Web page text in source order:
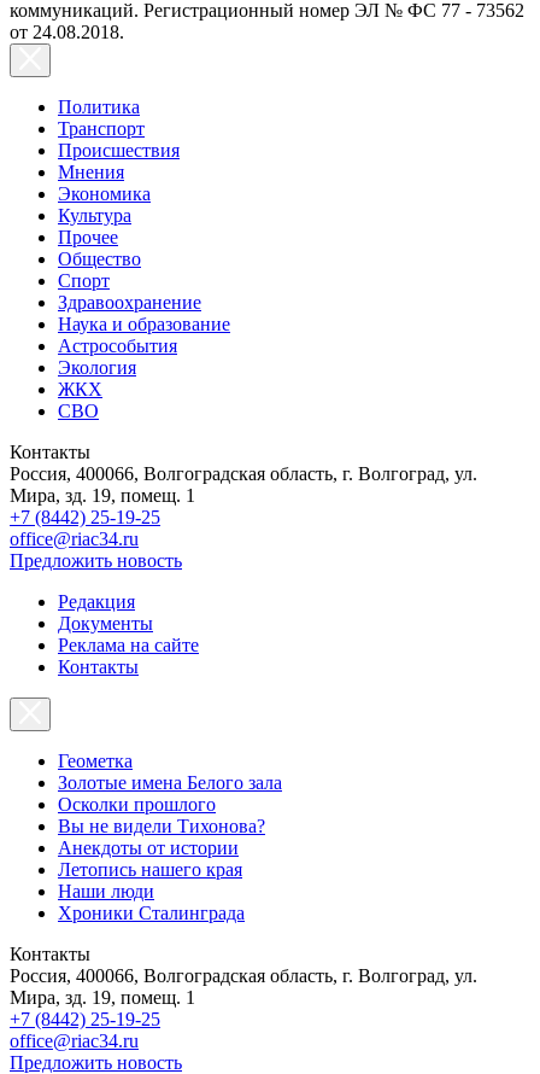
коммуникаций. Регистрационный номер ЭЛ № ФС 77 - 73562
от 24.08.2018.
Политика
Транспорт
Происшествия
Мнения
Экономика
Культура
Прочее
Общество
Спорт
Здравоохранение
Наука и образование
Астрособытия
Экология
ЖКХ
СВО
Контакты
Россия, 400066, Волгоградская область, г. Волгоград, ул.
Мира, зд. 19, помещ. 1
+7 (8442) 25-19-25
office@riac34.ru
Предложить новость
Редакция
Документы
Реклама на сайте
Контакты
Геометка
Золотые имена Белого зала
Осколки прошлого
Вы не видели Тихонова?
Анекдоты от истории
Летопись нашего края
Наши люди
Хроники Сталинграда
Контакты
Россия, 400066, Волгоградская область, г. Волгоград, ул.
Мира, зд. 19, помещ. 1
+7 (8442) 25-19-25
office@riac34.ru
Предложить новость